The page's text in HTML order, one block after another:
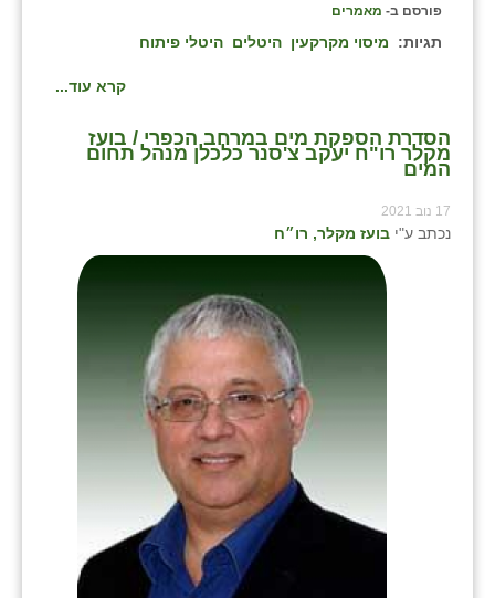
פורסם ב- מאמרים
תגיות: מיסוי מקרקעין היטלים היטלי פיתוח
קרא עוד...
הסדרת הספקת מים במרחב הכפרי / בועז
מקלר רו"ח יעקב צ'סנר כלכלן מנהל תחום
המים
17 נוב 2021
נכתב ע"י בועז מקלר, רו״ח